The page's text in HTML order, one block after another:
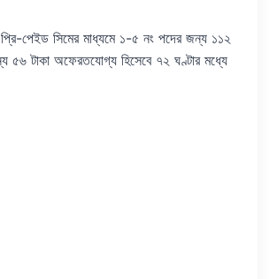
পেইড সিমের মাধ্যমে ১-৫ নং পদের জন্য ১১২
৫৬ টাকা অফেরতযোগ্য হিসেবে ৭২ ঘণ্টার মধ্যে